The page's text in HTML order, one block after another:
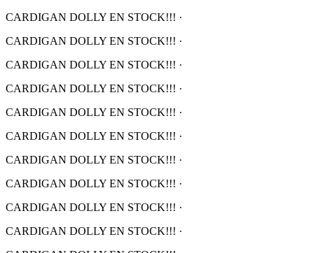
CARDIGAN DOLLY EN STOCK!!! ·
CARDIGAN DOLLY EN STOCK!!! ·
CARDIGAN DOLLY EN STOCK!!! ·
CARDIGAN DOLLY EN STOCK!!! ·
CARDIGAN DOLLY EN STOCK!!! ·
CARDIGAN DOLLY EN STOCK!!! ·
CARDIGAN DOLLY EN STOCK!!! ·
CARDIGAN DOLLY EN STOCK!!! ·
CARDIGAN DOLLY EN STOCK!!! ·
CARDIGAN DOLLY EN STOCK!!! ·